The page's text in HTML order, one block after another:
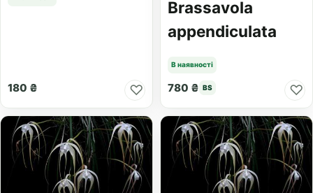
180 ₴ ♡
Brassavola
appendiculata
В наявності
780 ₴ BS ♡